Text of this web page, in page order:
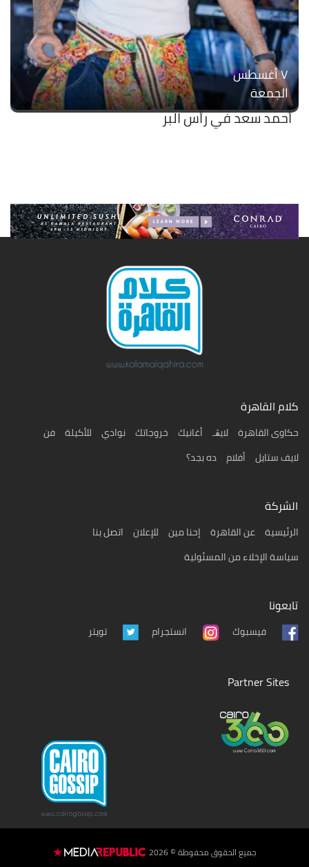
۷ أغسطس
الجمعة
أحمد سعد في رأس البر
كلام القاهرة
حكاوى القاهرة لايڨـ أغانيك خروجاتك نوادي للأكيلة فن
لايف ستايل أفلام ده بجد؟
الشركة
الرئيسية عن القاهرة إحنا مين للإعلان اتصل بنا
سياسة الإخلاء من المسئولية
تابعونا
فيسبوك انستجرام تويتر
Partner Sites
جميع الحقوق محفوظة © 2026